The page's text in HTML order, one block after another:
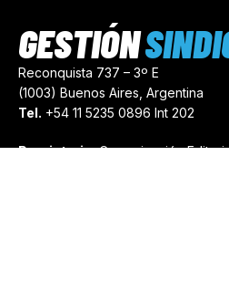
Reconquista 737 – 3º E
(1003) Buenos Aires, Argentina
Tel. +54 11 5235 0896 Int 202
Propietario:Comunicación
GESTIÓN